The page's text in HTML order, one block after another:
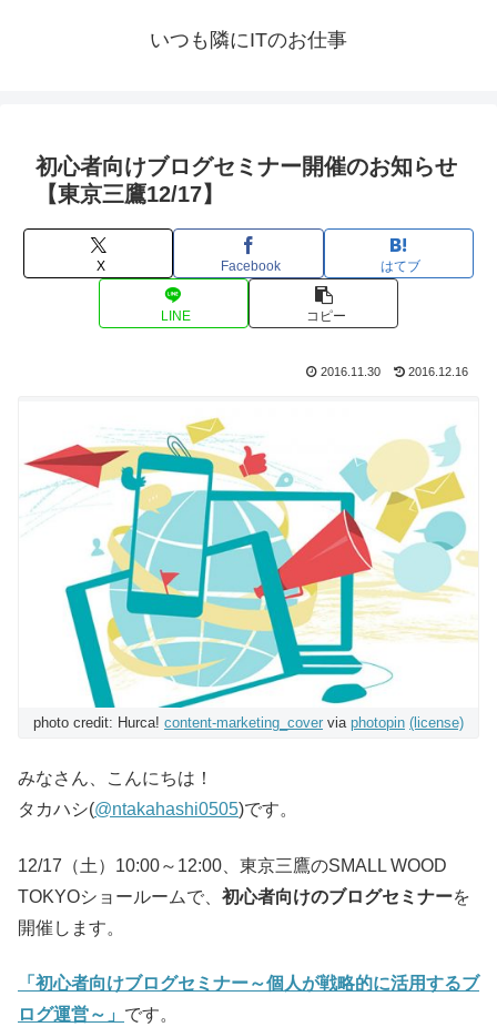
いつも隣にITのお仕事
初心者向けブログセミナー開催のお知らせ
【東京三鷹12/17】
X Facebook はてブ
LINE コピー
2016.11.30 2016.12.16
photo credit: Hurca! content-marketing_cover via photopin (license)
みなさん、こんにちは！
タカハシ(@ntakahashi0505)です。
12/17（土）10:00～12:00、東京三鷹のSMALL WOOD
TOKYOショールームで、 初心者向けのブログセミナーを
開催します。
「初心者向けブログセミナー～個人が戦略的に活用するブ
ログ運営～」 です。